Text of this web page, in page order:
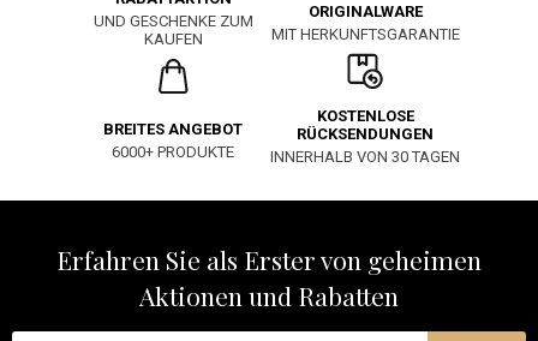
UND GESCHENKE ZUM
KAUFEN
ORIGINALWARE
MIT HERKUNFTSGARANTIE
BREITES ANGEBOT
6000+ PRODUKTE
KOSTENLOSE
RÜCKSENDUNGEN
INNERHALB VON 30 TAGEN
Erfahren Sie als Erster von geheimen
Aktionen und Rabatten